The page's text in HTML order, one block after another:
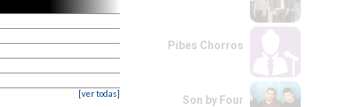
[ver todas]
Pibes Chorros
Son by Four